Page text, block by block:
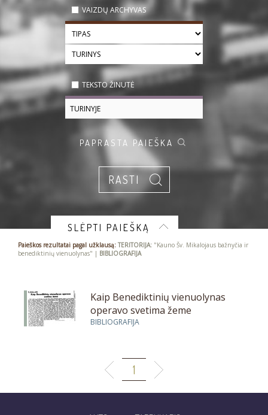
VAIZDŲ ARCHYVAS
TEKSTO ŽINUTĖ
PAPRASTA PAIEŠKA
SLĖPTI PAIEŠKĄ
Paieškos rezultatai pagal užklausą: TERITORIJA: "Kauno Šv. Mikalojaus bažnyčia ir
benediktinių vienuolynas" | BIBLIOGRAFIJA
Kaip Benediktinių vienuolynas
operavo svetima žeme
BIBLIOGRAFIJA
1